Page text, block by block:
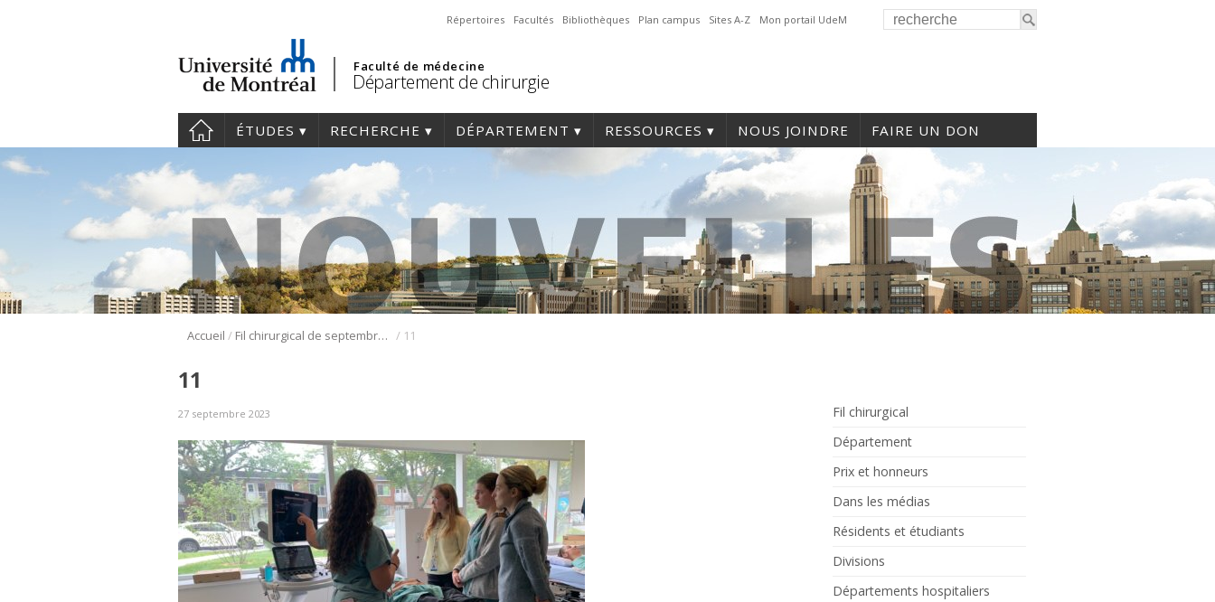
Répertoires Facultés Bibliothèques Plan campus Sites A-Z Mon portail UdeM
Faculté de médecine
Département de chirurgie
ÉTUDES RECHERCHE DÉPARTEMENT RESSOURCES NOUS JOINDRE FAIRE UN DON
Accueil / Fil chirurgical de septembre 2023 | Retour sur la semaine des techniques chirurgicales / 11
Fil chirurgical
Département
Prix et honneurs
Dans les médias
Résidents et étudiants
Divisions
Départements hospitaliers
11
27 septembre 2023